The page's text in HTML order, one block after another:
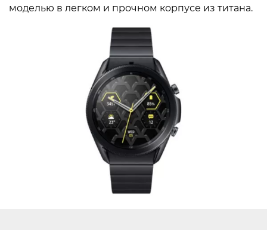
моделью в легком и прочном корпусе из титана.